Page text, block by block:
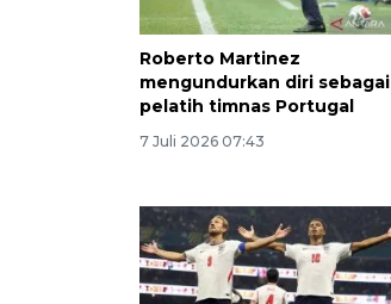
Roberto Martinez
mengundurkan diri sebagai
pelatih timnas Portugal
7 Juli 2026 07:43